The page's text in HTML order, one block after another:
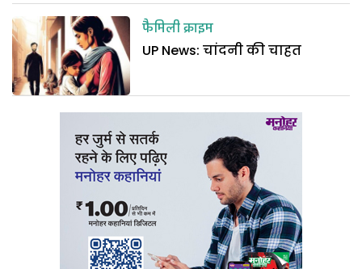
फैमिली क्राइम
UP News: चांदनी की चाहत